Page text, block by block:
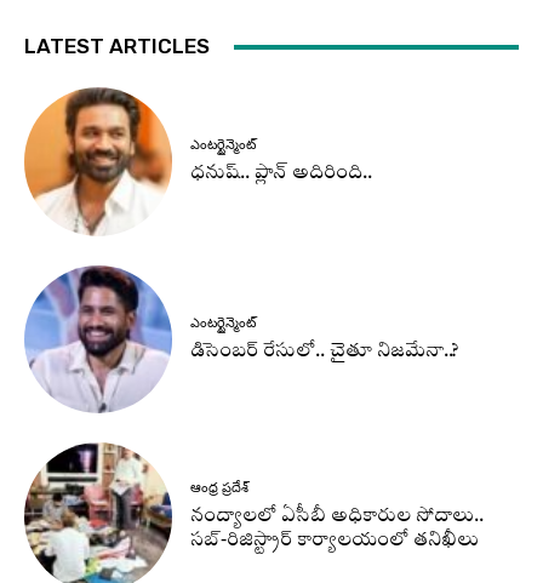
LATEST ARTICLES
ఎంటర్టైన్మెంట్
ధనుష్‌.. ప్లాన్ అదిరింది..
ఎంటర్టైన్మెంట్
డిసెంబర్ రేసులో.. చైతూ నిజమేనా..?
ఆంధ్ర ప్రదేశ్
నంద్యాలలో ఏసీబీ అధికారుల సోదాలు..
సబ్-రిజిస్ట్రార్ కార్యాలయంలో తనిఖీలు